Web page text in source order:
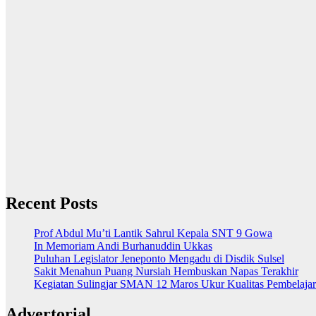
Recent Posts
Prof Abdul Mu’ti Lantik Sahrul Kepala SNT 9 Gowa
In Memoriam Andi Burhanuddin Ukkas
Puluhan Legislator Jeneponto Mengadu di Disdik Sulsel
Sakit Menahun Puang Nursiah Hembuskan Napas Terakhir
Kegiatan Sulingjar SMAN 12 Maros Ukur Kualitas